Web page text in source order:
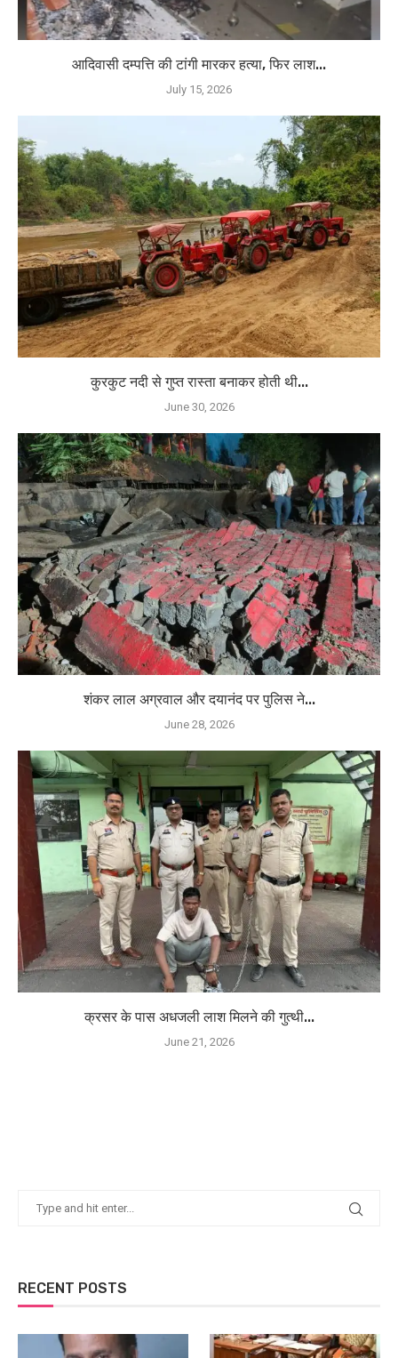
आदिवासी दम्पत्ति की टांगी मारकर हत्या, फिर लाश...
July 15, 2026
कुरकुट नदी से गुप्त रास्ता बनाकर होती थी...
June 30, 2026
शंकर लाल अग्रवाल और दयानंद पर पुलिस ने...
June 28, 2026
क्रसर के पास अधजली लाश मिलने की गुत्थी...
June 21, 2026
RECENT POSTS